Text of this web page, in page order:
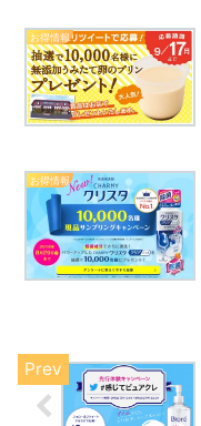
お得情報
お得情報